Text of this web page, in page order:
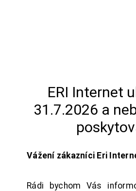
ERI Internet
31.7.2026 a
Vážení zákazníci Eri
Rádi bychom Vás